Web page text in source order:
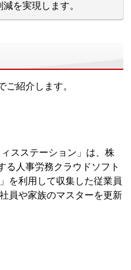
を実現します。
ご紹介します。
ィスステーション」は、株
る人事労務クラウドソフト
を利用して収集した従業員
員や家族のマスターを更新